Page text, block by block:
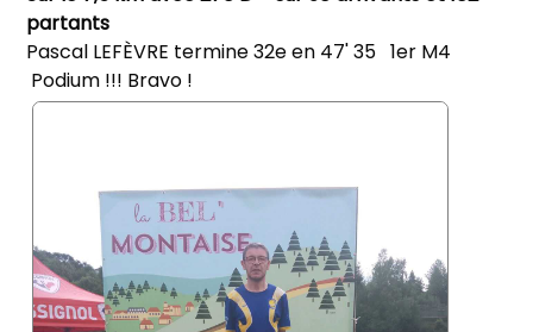
partants
Pascal LEFÈVRE termine 32e en 47' 35 1er M4
Podium !!! Bravo !